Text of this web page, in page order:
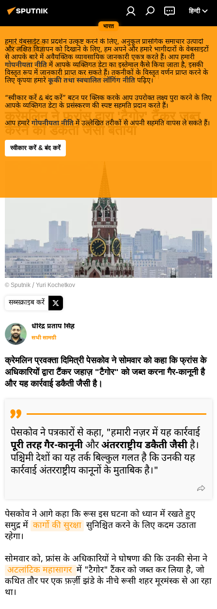
भारत
हिन्दी
हमारे वेबसाईट का प्रदर्शन उत्कृष्ट करने के लिए, अनुकूल प्रासंगिक समाचार उत्पादों
और लक्षित विज्ञापन को दिखाने के लिए, हम अपने और हमारे भागीदारों के वेबसाइटों
से आपके बारे में अवैयक्तिक व्यावसायिक जानकारी एकत्र करते हैं। आप हमारी
गोपनीयता नीति में आपके व्यक्तिगत डेटा का इस्तेमाल कैसे किया जाता है, इसकी
विस्तृत रूप में जानकारी प्राप्त कर सकते हैं। तकनीकों के विस्तृत वर्णन प्राप्त करने के
लिए कृपया हमारे कूकी तथा स्वचालित लॉगिंग नीति पढ़िए।
“स्वीकार करें & बंद करें” बटन पर क्लिक करके आप उपरोक्त लक्ष्य पुरा करने के लिए
आपके व्यक्तिगत डेटा के प्रसंस्करण की स्पष्ट सहमति प्रदान करते हैं।
आप हमारे गोपनीयता नीति में उल्लेखित तरीकों से अपनी सहमति वापस ले सकते हैं।
स्वीकार करें & बंद करें
राजनीति
भारत की सबसे ताज़ा खबरें और वायरल कहानियाँ प्राप्त करें जो
राष्ट्रीय घटनाओं और स्थानीय ट्रेंड्स पर आधारित हैं।
क्रेमलिन ने फ्रांस द्वारा 'टैगोर' टैंकर जब्त
करने को डकैती जैसा बताया
16:56 01.06.2026
© Sputnik / Yuri Kochetkov
सब्सक्राइब करें
धीरेंद्र प्रताप सिंह
सभी सामग्री
क्रेमलिन प्रवक्ता दिमित्री पेसकोव ने सोमवार को कहा कि फ्रांस के
अधिकारियों द्वारा टैंकर जहाज़ "टैगोर" को जब्त करना गैर-कानूनी है
और यह कार्रवाई डकैती जैसी है।
पेसकोव ने पत्रकारों से कहा, "हमारी नज़र में यह कार्रवाई
पूरी तरह गैर-कानूनीऔरअंतरराष्ट्रीय डकैती जैसीहै।
पश्चिमी देशों का यह तर्क बिल्कुल गलत है कि उनकी यह
कार्रवाई अंतरराष्ट्रीय कानूनों के मुताबिक है।"
पेसकोव ने आगे कहा कि रूस इस घटना को ध्यान में रखते हुए
समुद्र में कार्गो की सुरक्षा सुनिश्चित करने के लिए कदम उठाता
रहेगा।
सोमवार को, फ्रांस के अधिकारियों ने घोषणा की कि उनकी सेना ने
अटलांटिक महासागर में "टैगोर" टैंकर को जब्त कर लिया है, जो
कथित तौर पर एक फ़र्ज़ी झंडे के नीचे रूसी शहर मूरमंस्क से आ रहा
था।